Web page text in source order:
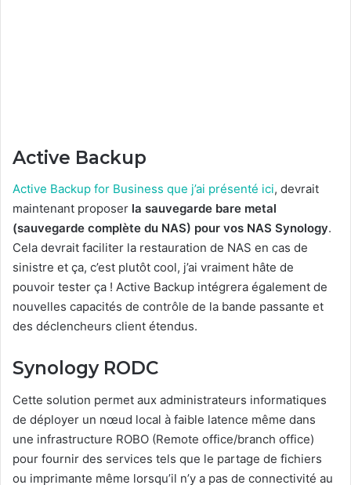
Active Backup
Active Backup for Business que j’ai présenté ici, devrait
maintenant proposer la sauvegarde bare metal
(sauvegarde complète du NAS) pour vos NAS Synology.
Cela devrait faciliter la restauration de NAS en cas de
sinistre et ça, c’est plutôt cool, j’ai vraiment hâte de
pouvoir tester ça ! Active Backup intégrera également de
nouvelles capacités de contrôle de la bande passante et
des déclencheurs client étendus.
Synology RODC
Cette solution permet aux administrateurs informatiques
de déployer un nœud local à faible latence même dans
une infrastructure ROBO (Remote office/branch office)
pour fournir des services tels que le partage de fichiers
ou imprimante même lorsqu’il n’y a pas de connectivité au